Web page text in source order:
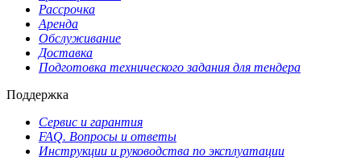
Рассрочка
Аренда
Обслуживание
Доставка
Подготовка технического задания для тендера
Поддержка
Сервис и гарантия
FAQ. Вопросы и ответы
Инструкции и руководства по эксплуатации